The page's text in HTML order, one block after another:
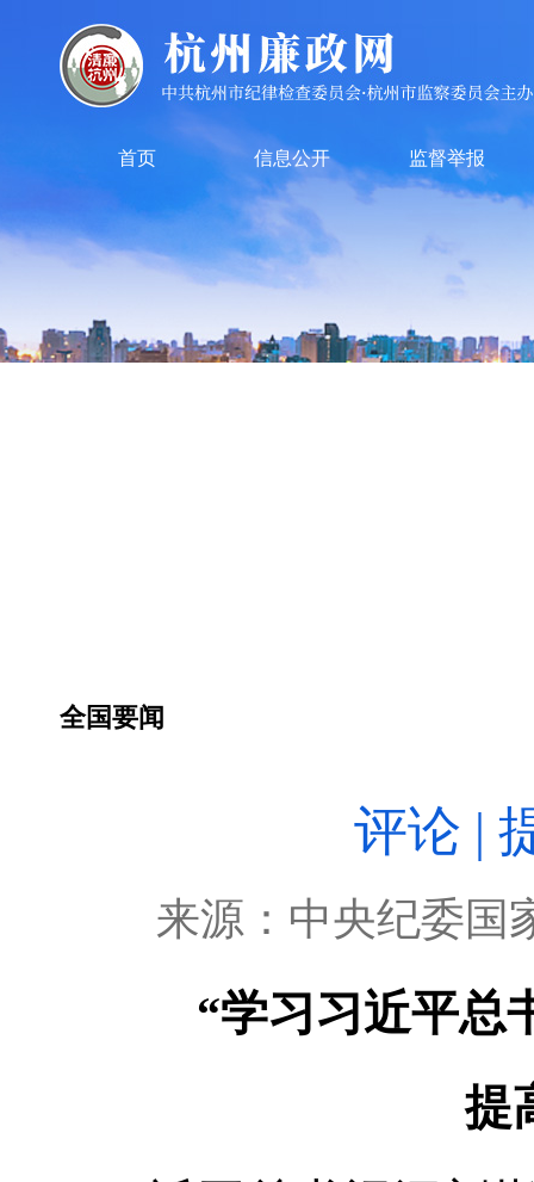
首页 信息公开 监督举报
全国要闻
评论 |
来源： 中央纪委国
“学习习近平总
提